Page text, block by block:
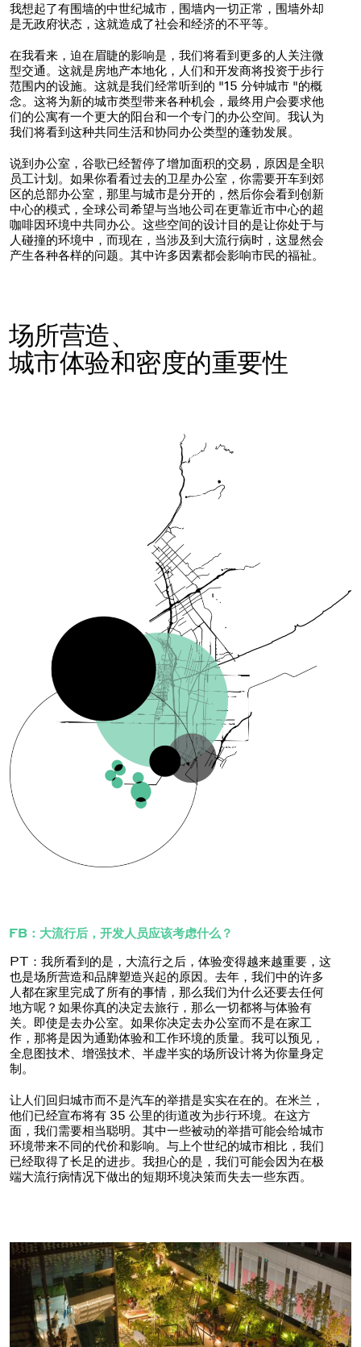
我想起了有围墙的中世纪城市，围墙内一切正常，围墙外却
是无政府状态，这就造成了社会和经济的不平等。
在我看来，迫在眉睫的影响是，我们将看到更多的人关注微
型交通。这就是房地产本地化，人们和开发商将投资于步行
范围内的设施。这就是我们经常听到的 "15 分钟城市 "的概
念。这将为新的城市类型带来各种机会，最终用户会要求他
们的公寓有一个更大的阳台和一个专门的办公空间。我认为
我们将看到这种共同生活和协同办公类型的蓬勃发展。
说到办公室，谷歌已经暂停了增加面积的交易，原因是全职
员工计划。如果你看看过去的卫星办公室，你需要开车到郊
区的总部办公室，那里与城市是分开的，然后你会看到创新
中心的模式，全球公司希望与当地公司在更靠近市中心的超
咖啡因环境中共同办公。这些空间的设计目的是让你处于与
人碰撞的环境中，而现在，当涉及到大流行病时，这显然会
产生各种各样的问题。其中许多因素都会影响市民的福祉。
场所营造、
城市体验和密度的重要性
FB：大流行后，开发人员应该考虑什么？
PT：我所看到的是，大流行之后，体验变得越来越重要，这
也是场所营造和品牌塑造兴起的原因。去年，我们中的许多
人都在家里完成了所有的事情，那么我们为什么还要去任何
地方呢？如果你真的决定去旅行，那么一切都将与体验有
关。即使是去办公室。如果你决定去办公室而不是在家工
作，那将是因为通勤体验和工作环境的质量。我可以预见，
全息图技术、增强技术、半虚半实的场所设计将为你量身定
制。
让人们回归城市而不是汽车的举措是实实在在的。在米兰，
他们已经宣布将有 35 公里的街道改为步行环境。在这方
面，我们需要相当聪明。其中一些被动的举措可能会给城市
环境带来不同的代价和影响。与上个世纪的城市相比，我们
已经取得了长足的进步。我担心的是，我们可能会因为在极
端大流行病情况下做出的短期环境决策而失去一些东西。